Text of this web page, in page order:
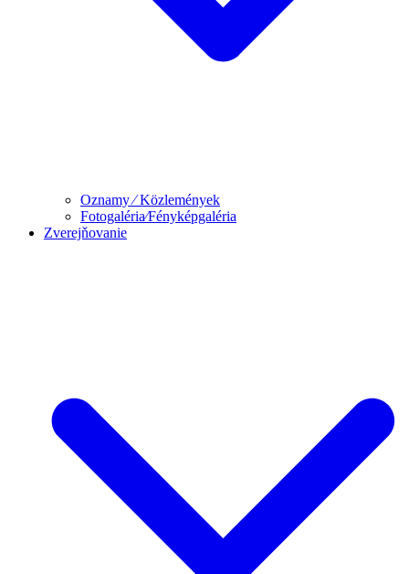
Oznamy ⁄ Közlemények
Fotogaléria⁄Fényképgaléria
Zverejňovanie